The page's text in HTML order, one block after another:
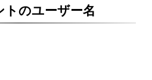
トのユーザー名